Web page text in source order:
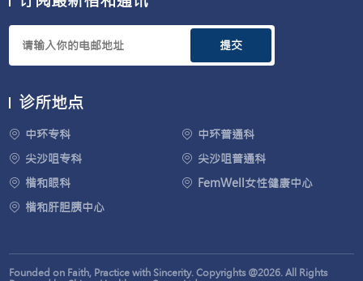
提交
诊所地点
中环专科
中环普通科
尖沙咀专科
尖沙咀普通科
楷和眼科
FemWell女性健康中心
楷和肝胆胰中心
Founded on Faith, Practice with Sincerity. Copyrights @2026. All Rights